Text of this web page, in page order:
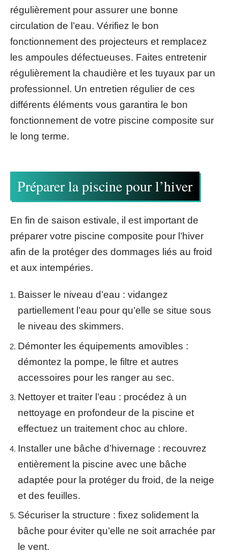
régulièrement pour assurer une bonne
circulation de l’eau. Vérifiez le bon
fonctionnement des projecteurs et remplacez
les ampoules défectueuses. Faites entretenir
régulièrement la chaudière et les tuyaux par un
professionnel. Un entretien régulier de ces
différents éléments vous garantira le bon
fonctionnement de votre piscine composite sur
le long terme.
Préparer la piscine pour l’hiver
En fin de saison estivale, il est important de
préparer votre piscine composite pour l’hiver
afin de la protéger des dommages liés au froid
et aux intempéries.
Baisser le niveau d’eau : vidangez
partiellement l’eau pour qu’elle se situe sous
le niveau des skimmers.
Démonter les équipements amovibles :
démontez la pompe, le filtre et autres
accessoires pour les ranger au sec.
Nettoyer et traiter l’eau : procédez à un
nettoyage en profondeur de la piscine et
effectuez un traitement choc au chlore.
Installer une bâche d’hivernage : recouvrez
entièrement la piscine avec une bâche
adaptée pour la protéger du froid, de la neige
et des feuilles.
Sécuriser la structure : fixez solidement la
bâche pour éviter qu’elle ne soit arrachée par
le vent.